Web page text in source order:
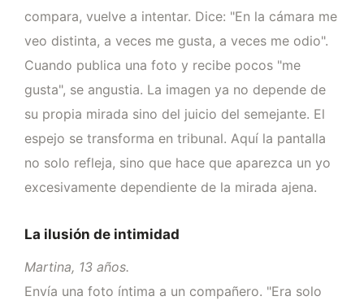
compara, vuelve a intentar. Dice: "En la cámara me
veo distinta, a veces me gusta, a veces me odio".
Cuando publica una foto y recibe pocos "me
gusta", se angustia. La imagen ya no depende de
su propia mirada sino del juicio del semejante. El
espejo se transforma en tribunal. Aquí la pantalla
no solo refleja, sino que hace que aparezca un yo
excesivamente dependiente de la mirada ajena.
La ilusión de intimidad
Martina, 13 años.
Envía una foto íntima a un compañero. "Era solo